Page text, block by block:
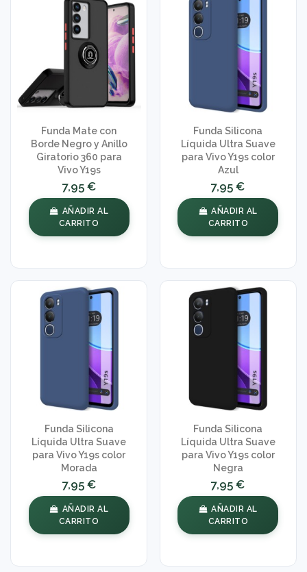
Funda Mate con
Borde Negro y Anillo
Giratorio 360 para
Vivo Y19s
7,95 €
AÑADIR AL
CARRITO
Funda Silicona
Líquida Ultra Suave
para Vivo Y19s color
Azul
7,95 €
AÑADIR AL
CARRITO
Funda Silicona
Líquida Ultra Suave
para Vivo Y19s color
Morada
7,95 €
AÑADIR AL
CARRITO
Funda Silicona
Líquida Ultra Suave
para Vivo Y19s color
Negra
7,95 €
AÑADIR AL
CARRITO